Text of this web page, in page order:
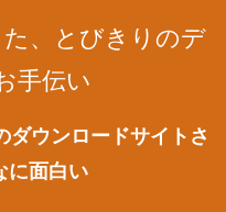
、とびきりのデ
手伝い
ダウンロードサイトさ
に面白い